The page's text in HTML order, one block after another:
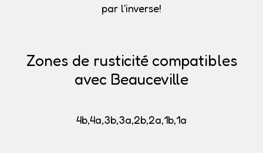
par l'inverse!
Zones de rusticité compatibles
avec Beauceville
4b,4a,3b,3a,2b,2a,1b,1a